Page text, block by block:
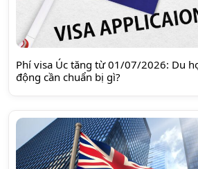
Phí visa Úc tăng từ 01/07/2026: Du
động cần chuẩn bị gì?